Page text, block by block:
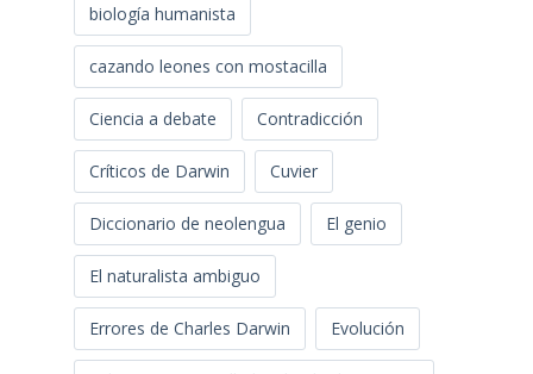
biología humanista
cazando leones con mostacilla
Ciencia a debate Contradicción
Críticos de Darwin Cuvier
Diccionario de neolengua El genio
El naturalista ambiguo
Errores de Charles Darwin Evolución